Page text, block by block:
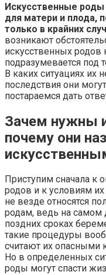
Искусственные
для матери и плода,
только в крайних
возникают
искусственных
подразумевается под
В каких ситуациях их
последствия они
постараемся дать
Зачем нужны
почему они
Приступим сначала к
родов и к условиям
не везде относятся
родам, ведь на самом
поздних сроках
такие процедуры
считают их опасными
Но в определенных
роды могут спасти